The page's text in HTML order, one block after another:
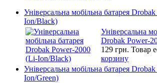
Універсальна мобільна батарея
Ion/Black)
Універсальна
Drobak Power-
129 грн. Товар
корзину
Універсальна мобільна батарея
Ion/Green)